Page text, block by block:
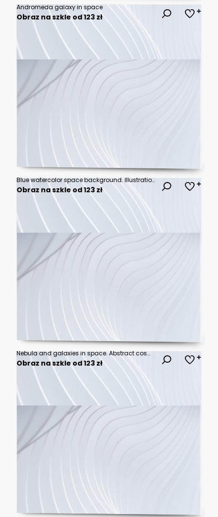
Andromeda galaxy in space
Obraz na szkle od 123 zł
Blue watercolor space background. Illustration painting
Obraz na szkle od 123 zł
Nebula and galaxies in space. Abstract cosmos background
Obraz na szkle od 123 zł